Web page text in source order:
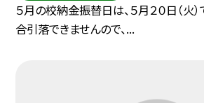
５月の校納金振替日は、５月２０日（火
合引落できませんので、...